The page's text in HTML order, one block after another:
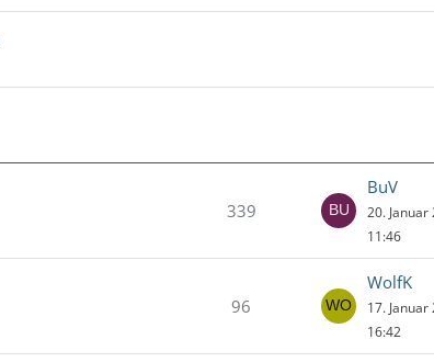
339
BuV
20.
11:46
96
WolfK
17.
16:42